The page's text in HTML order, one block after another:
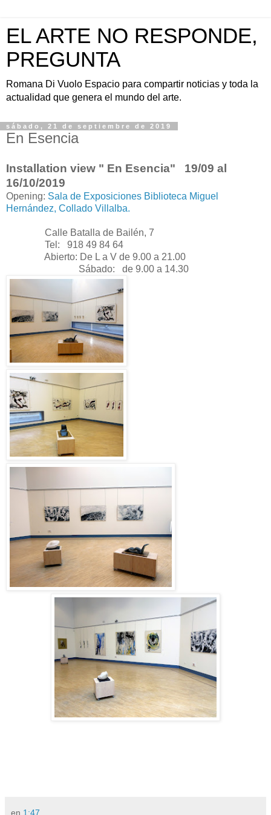
EL ARTE NO RESPONDE,
PREGUNTA
Romana Di Vuolo Espacio para compartir noticias y toda la
actualidad que genera el mundo del arte.
sábado, 21 de septiembre de 2019
En Esencia
Installation view " En Esencia" 19/09 al
16/10/2019
Opening: Sala de Exposiciones Biblioteca Miguel
Hernández, Collado Villalba.
Calle Batalla de Bailén, 7
Tel: 918 49 84 64
Abierto: De L a V de 9.00 a 21.00
Sábado: de 9.00 a 14.30
en 1:47